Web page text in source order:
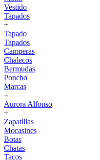
Vestido
Tapados
+
Tapado
Tapados
Camperas
Chalecos
Bermudas
Poncho
Marcas
+
Aurora Alfonso
+
Zapatillas
Mocasines
Botas
Chatas
Tacos